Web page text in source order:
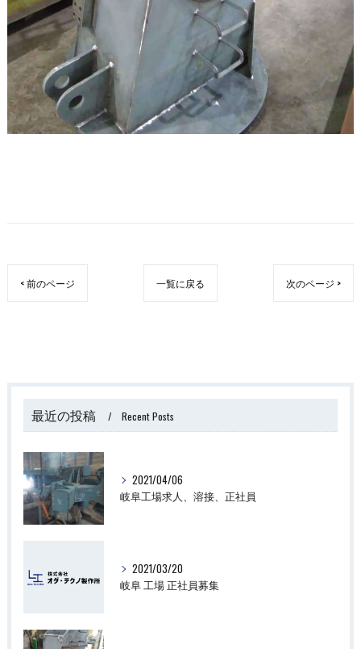
< 前のページ 一覧に戻る 次のページ >
最近の投稿 Recent Posts
2021/04/06
岐阜工場求人、溶接、正社員
2021/03/20
岐阜 工場 正社員募集